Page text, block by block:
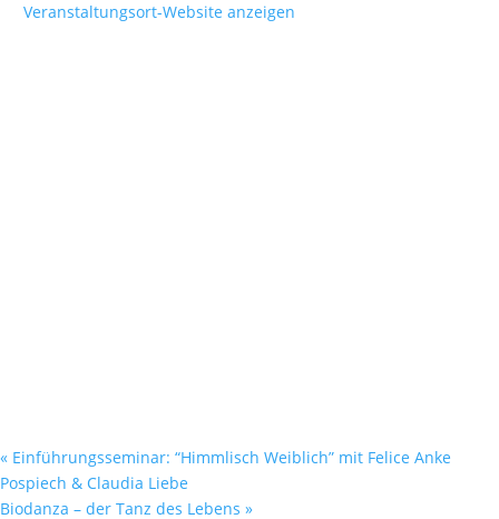
Veranstaltungsort-Website anzeigen
« Einführungsseminar: “Himmlisch Weiblich” mit Felice Anke
Pospiech & Claudia Liebe
Biodanza – der Tanz des Lebens »